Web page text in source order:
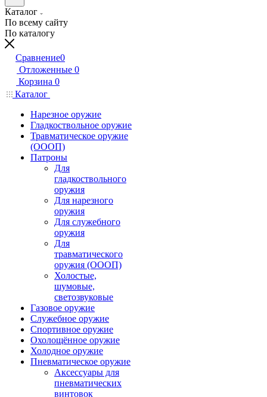
Каталог
По всему сайту
По каталогу
Сравнение0
Отложенные 0
Корзина 0
Каталог
Нарезное оружие
Гладкоствольное оружие
Травматическое оружие
(ОООП)
Патроны
Для
гладкоствольного
оружия
Для нарезного
оружия
Для служебного
оружия
Для
травматического
оружия (ОООП)
Холостые,
шумовые,
светозвуковые
Газовое оружие
Служебное оружие
Спортивное оружие
Охолощённое оружие
Холодное оружие
Пневматическое оружие
Аксессуары для
пневматических
винтовок